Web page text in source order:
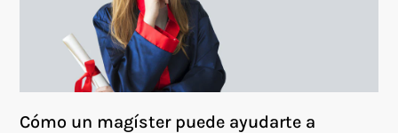
Cómo un magíster puede ayudarte a